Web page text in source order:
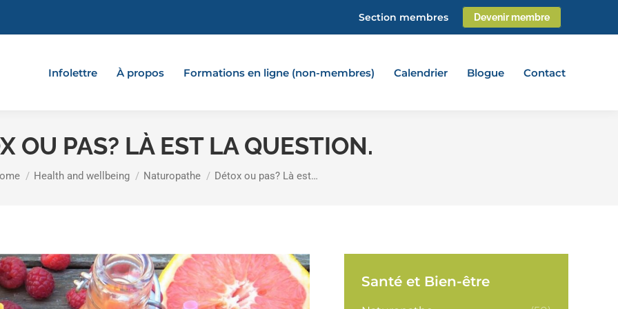
Section membres Devenir membre
Infolettre À propos Formations en ligne (non-membres) Calendrier Blogue Contact
OU PAS? LÀ EST LA QUESTION.
are here:
Health and wellbeing Naturopathe Détox ou pas? Là est…
Santé et Bien-être